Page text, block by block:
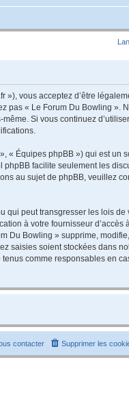
»), vous acceptez d’être
pas « Le Forum Du Bowling ».
Si vous continuez
« Équipes phpBB ») qui est un
phpBB facilite seulement les
au sujet de phpBB, veuillez
qui peut transgresser les lois de
à votre fournisseur d’accès
Du Bowling » supprime,
saisies soient stockées dans
comme responsables en
Supprimer les
contacter